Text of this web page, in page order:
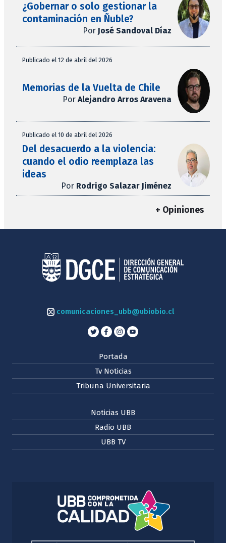
¿Gobernar o solo gestionar la
contaminación en Ñuble?
Por José Sandoval Díaz
Publicado el 12 de abril del 2026
Memorias de la Vuelta de Chile
Por Alejandro Arros Aravena
Publicado el 10 de abril del 2026
Del desacuerdo a la violencia:
cuando el odio reemplaza las
ideas
Por Rodrigo Salazar Jiménez
+ Opiniones
comunicaciones_ubb@ubiobio.cl
Portada
Tv Noticias
Tribuna Universitaria
Noticias UBB
Radio UBB
UBB TV